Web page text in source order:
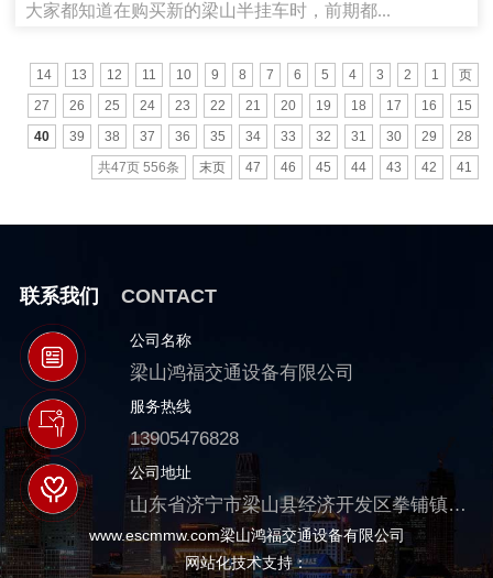
大家都知道在购买新的梁山半挂车时，前期都...
页
1
2
3
4
5
6
7
8
9
10
11
12
13
14
15
16
17
18
19
20
21
22
23
24
25
26
27
28
29
30
31
32
33
34
35
36
37
38
39
40
41
42
43
44
45
46
47
末页
共47页 556条
联系我们 CONTACT
公司名称
梁山鸿福交通设备有限公司
服务热线
13905476828
公司地址
山东省济宁市梁山县经济开发区拳铺镇拳堂路39号
www.escmmw.com梁山鸿福交通设备有限公司
网站化技术支持：